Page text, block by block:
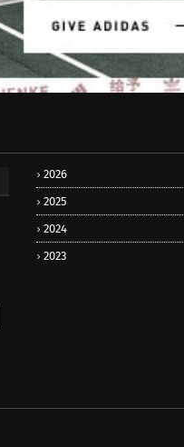
2026
2025
2024
2023